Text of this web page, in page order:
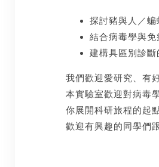
探討豬與人／
結合病毒學與
建構具區別診斷
我們歡迎愛研究、有
本實驗室歡迎對病毒
你展開科研旅程的起
歡迎有興趣的同學們